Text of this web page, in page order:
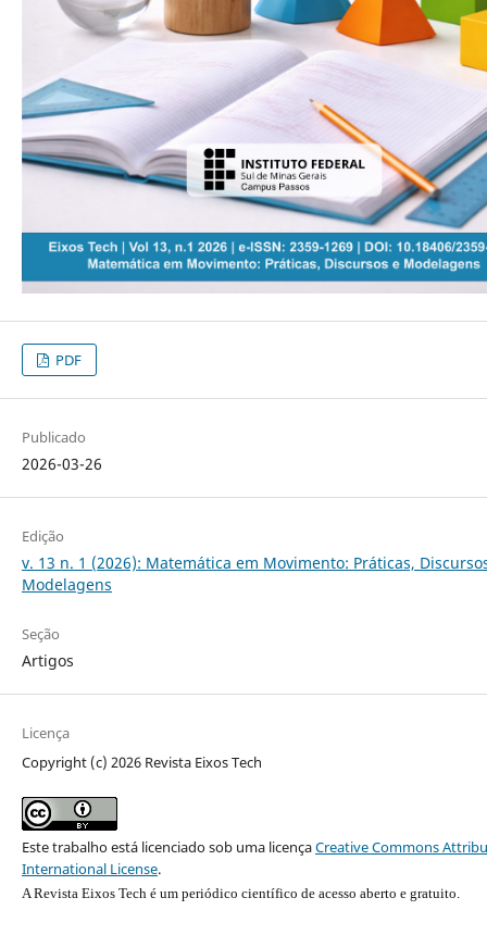
PDF
Publicado
2026-03-26
Edição
v. 13 n. 1 (2026): Matemática em Movimento: Práticas,
Modelagens
Seção
Artigos
Licença
Copyright (c) 2026 Revista Eixos Tech
Este trabalho está licenciado sob uma licençaCreative Commons
International License.
A Revista Eixos Tech é um periódico científico de acesso aberto e gratuito.